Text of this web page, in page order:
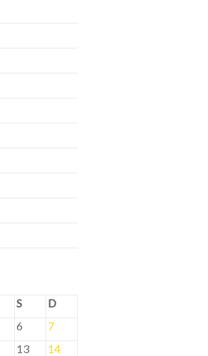
S D
6
7
13
14